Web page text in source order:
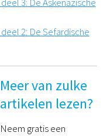
2: De Sefardische
Meer van zulke
artikelen lezen?
Neem gratis een